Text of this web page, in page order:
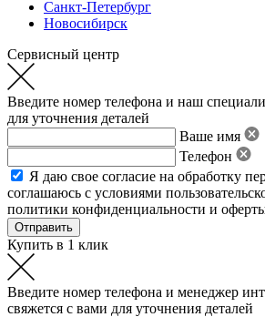
Санкт-Петербург
Новосибирск
Сервисный центр
Введите номер телефона и наш
для уточнения деталей
Ваше имя
Телефон
Я даю свое согласие на обработку
соглашаюсь с условиями
политики конфиденциальности и
Купить в 1 клик
Введите номер телефона и менеджер
свяжется с вами для уточнения деталей